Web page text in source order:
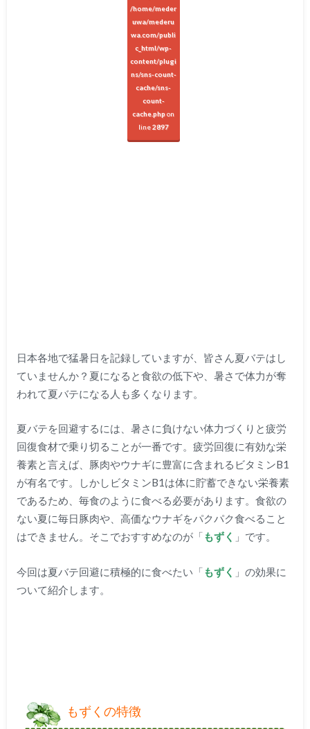
/home/meder
uwa/mederu
wa.com/publi
c_html/wp-
content/plugi
ns/sns-count-
cache/sns-
count-
cache.phpon
line2897
日本各地で猛暑日を記録していますが、皆さん夏バテはし
ていませんか？夏になると食欲の低下や、暑さで体力が奪
われて夏バテになる人も多くなります。
夏バテを回避するには、暑さに負けない体力づくりと疲労
回復食材で乗り切ることが一番です。疲労回復に有効な栄
養素と言えば、豚肉やウナギに豊富に含まれるビタミンB1
が有名です。しかしビタミンB1は体に貯蓄できない栄養素
であるため、毎食のように食べる必要があります。食欲の
ない夏に毎日豚肉や、高価なウナギをパクパク食べること
はできません。そこでおすすめなのが「もずく 」です。
今回は夏バテ回避に積極的に食べたい「もずく 」の効果に
ついて紹介します。
もずくの特徴